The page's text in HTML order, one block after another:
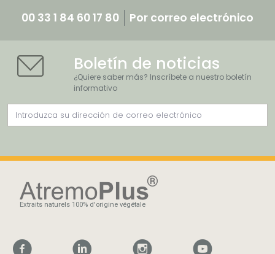
00 33 1 84 60 17 80 Por correo electrónico
Boletín de noticias
¿Quiere saber más? Inscríbete a nuestro boletín
informativo
Extraits naturels 100% d'origine végétale